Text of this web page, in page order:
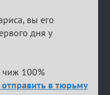
вы его
дня у
чиж 100%
отправить в тюрьму